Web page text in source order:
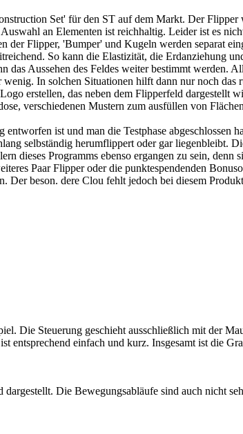
Set' für den ST auf dem Markt. Der Flipper
an Elementen ist reichhaltig. Leider ist es
der Flipper, 'Bumper' und Kugeln werden separat
So kann die Elastizität, die Erdanziehung
Aussehen des Feldes weiter bestimmt werden.
In solchen Situationen hilft dann nur noch
erstellen, das neben dem Flipperfeld dargestellt
verschiedenen Mustern zum ausfüllen von
ist und man die Testphase
selbständig herumflippert oder gar liegenbleibt.
dieses Programms ebenso ergangen zu sein,
Paar Flipper oder die punktespendenden
Der beson. dere Clou fehlt jedoch bei diesem
Die Steuerung geschieht ausschließlich mit der
entsprechend einfach und kurz. Insgesamt ist die
Die Bewegungsabläufe sind auch nicht